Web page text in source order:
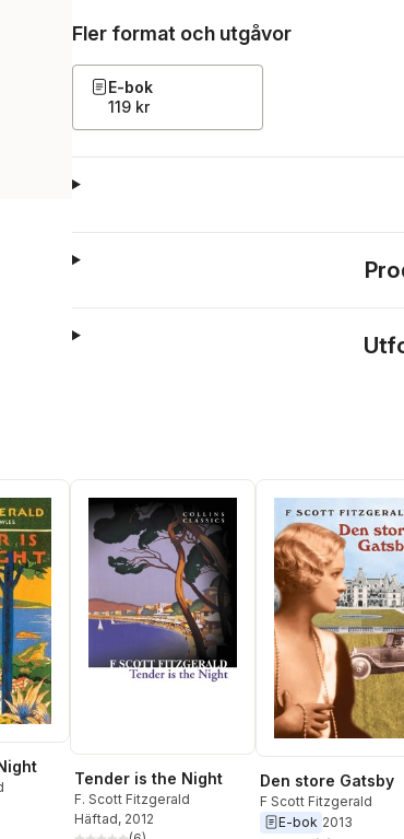
Fler format och utgåvor
E-bok
119 kr
Tender is the Night
F. Scott Fitzgerald
Häftad, 2012
Den store Gatsby
F Scott Fitzgerald
E-bok 2013